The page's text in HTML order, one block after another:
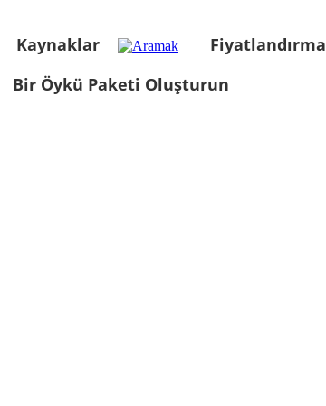
Kaynaklar
Fiyatlandırma
Bir Öykü Paketi Oluşturun